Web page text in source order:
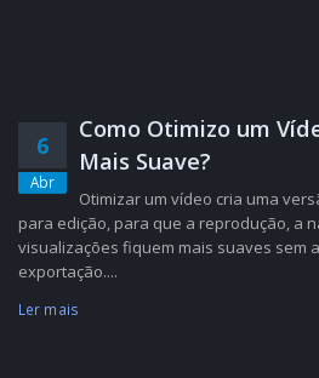
6
Abr
Como Otimizo um
Mais Suave?
Otimizar um vídeo cria uma
para edição, para que a reprodução, a
visualizações fiquem mais suaves sem
exportação....
Ler mais